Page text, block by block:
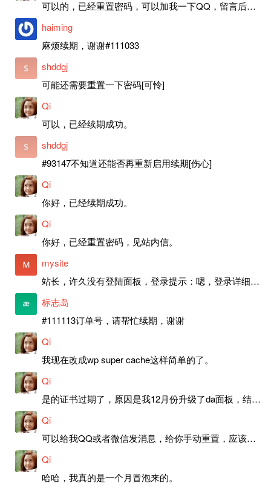
可以的，已经重置密码，可以加我一下QQ，留言后我就发密码给你。
haiming
麻烦续期，谢谢#111033
shddgj
可能还需要重置一下密码[可怜]
Qi
可以，已经续期成功。
shddgj
#93147不知道还能否再重新启用续期[伤心]
Qi
你好，已经续期成功。
Qi
你好，已经重置密码，见站内信。
mysite
站长，许久没有登陆面板，登录提示：嗯，登录详细信息似乎不正确。请重试。 网站还可以正常使用。如果是密码问题请帮忙重置一下密码。谢谢。订单号：97790，账号：aa20210950。 站长，提交了工单，你回复续期成功，不过我的问题是面部登陆信息有问题，一直是初始密码，现在无法登陆，有时间麻烦排查一下。
标志岛
#111113订单号，请帮忙续期，谢谢
Qi
我现在改成wp super cache这样简单的了。
Qi
是的证书过期了，原因是我12月份升级了da面板，结果后台证书就不更新了，目前还在排查问题。切换PHP版本现在没有了，因为DA新版不支持。
Qi
可以给我QQ或者微信发消息，给你手动重置，应该是服务器插件有问题了，这个wp的主题太老了，导致现在好多的问题，网站的签到功能也是因为这个原因导致的。
Qi
哈哈，我真的是一个月冒泡来的。